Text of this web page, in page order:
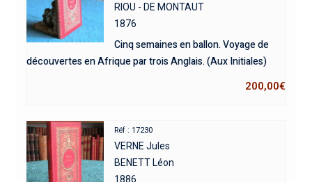
RIOU - DE MONTAUT
1876
Cinq semaines en ballon. Voyage de
découvertes en Afrique par trois Anglais. (Aux Initiales)
200,00€
Réf : 17230
VERNE Jules
BENETT Léon
1886